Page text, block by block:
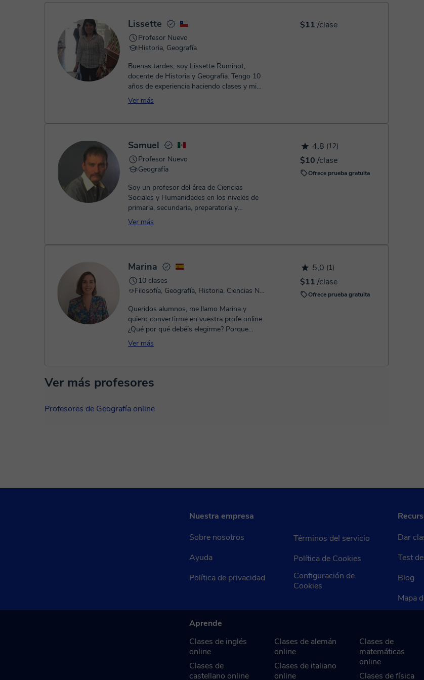
Una vez realices el pago de la clase, recibirás un e-mail de confirmación de la reserva.
$11 /clase
Lissette
Profesor Nuevo
Historia, Geografía
Buenas tardes, soy Lissette Ruminot,
docente de Historia y Geografía. Tengo 10
años de experiencia haciendo clases y mi
método es generalmente interactivo, para ir
chequeando si mis estudiantes entienden
parte teórica, pero también actividades
estudiante.
Ver más
4,8 (12)
$10 /clase
Ofrece prueba gratuita
Samuel
Profesor Nuevo
Geografía
Soy un profesor del área de Ciencias
Sociales y Humanidades en los niveles de
primaria, secundaria, preparatoria y
universidad de las materias de: His...
Ver más
5,0 (1)
$11 /clase
Ofrece prueba gratuita
Marina
10 clases
Filosofía, Geografía, Historia, Ciencias Naturales, Ciencias Sociales
Queridos alumnos, me llamo Marina y
quiero convertirme en vuestra profe online.
¿Qué por qué debéis elegirme? Porque
además de tener años de experienc...
Ver más
Ver más profesores
Profesores de Geografía online
Nuestra empresa
Sobre nosotros
Ayuda
Política de privacidad
Términos del servicio
Política de Cookies
Configuración de
Cookies
Dar
Test
Blog
Mapa
Aprende
Clases de inglés
online
Clases de
castellano online
Clases de alemán
online
Clases de italiano
online
Clases de
matemáticas
online
Clases de física